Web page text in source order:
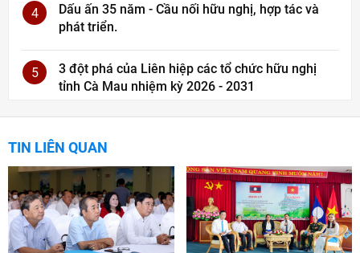
4
Dấu ấn 35 năm - Cầu nối hữu nghị, hợp tác và
phát triển.
5
3 đột phá của Liên hiệp các tổ chức hữu nghị
tỉnh Cà Mau nhiệm kỳ 2026 - 2031
TIN LIÊN QUAN